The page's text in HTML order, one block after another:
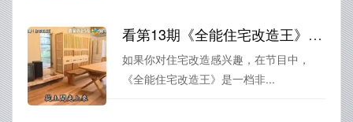
看第13期《全能住宅改造王》，感受顶尖建筑设计专家的改造之道
如果你对住宅改造感兴趣，在节目中，
《全能住宅改造王》是一档非...